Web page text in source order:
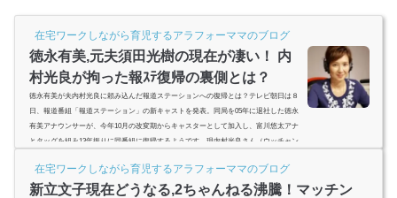
在宅ワークしながら育児するアラフォーママのブログ
徳永有美,元夫須田光樹の現在が凄い！ 内
村光良が拘った報ｽﾃ復帰の裏側とは？
徳永有美が夫内村光良に頼み込んだ報道ステーションへの復帰とは？テレビ朝日は８
日、報道番組「報道ステーション」の新キャストを発表。同局を05年に退社した徳永
有美アナウンサーが、今年10月の改変期からキャスターとして加入し、富川悠太アナ
とタッグを組み13年振りに同番組に復帰するようです。現内村光良さん（ウッチャン
だっただけにこの人事にはいささか疑問の声が。元旦那の須田光樹さんとは、どんな
人で子供はいるの？ウッチャンとの間には子...
在宅ワークしながら育児するアラフォーママのブログ
新立文子現在どうなる,2ちゃんねる沸騰！マッチン